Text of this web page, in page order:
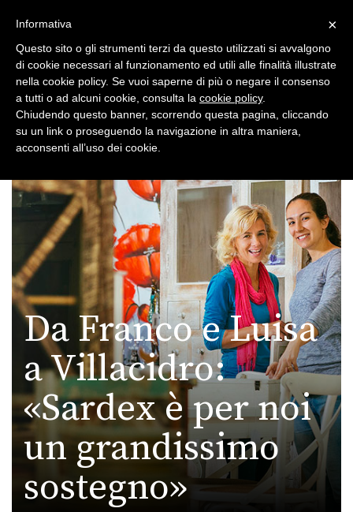
Toggle
Toggle
navigation
Da Franco e Luisa
a Villacidro:
«Sardex è per noi
un grandissimo
sostegno»
×
Informativa
Questo sito o gli strumenti terzi da questo utilizzati si avvalgono
di cookie necessari al funzionamento ed utili alle finalità illustrate
nella cookie policy. Se vuoi saperne di più o negare il consenso
a tutti o ad alcuni cookie, consulta la cookie policy.
Chiudendo questo banner, scorrendo questa pagina, cliccando
su un link o proseguendo la navigazione in altra maniera,
acconsenti all’uso dei cookie.